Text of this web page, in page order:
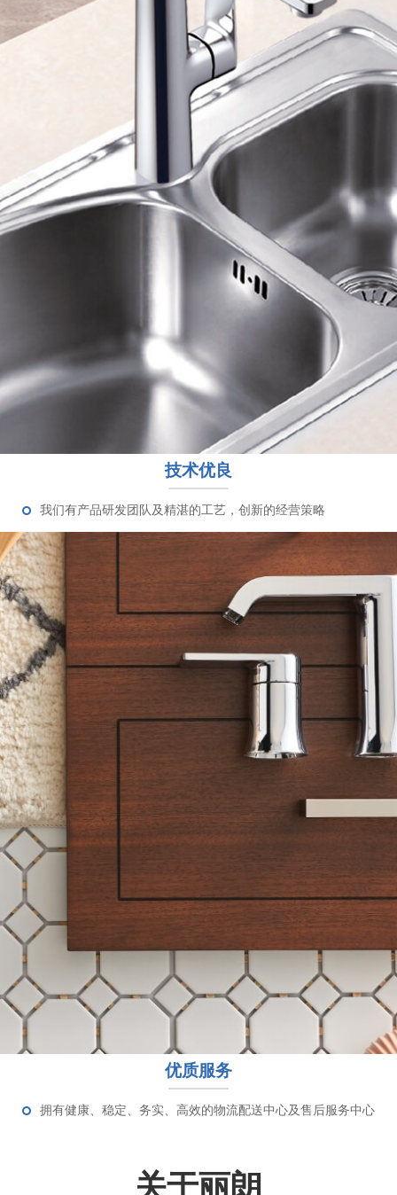
技术优良
我们有产品研发团队及精湛的工艺，创新的经营策略
优质服务
拥有健康、稳定、务实、高效的物流配送中心及售后服务中心
关于丽朗